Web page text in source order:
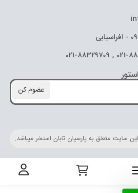
عضوم کن
سایت متعلق به پارسیان تابان استخر میباشد.